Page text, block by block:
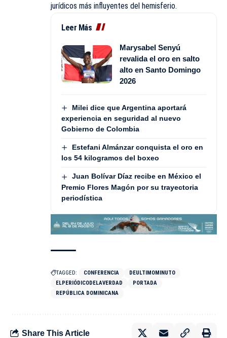
jurídicos más influyentes del hemisferio.
Leer Más
Marysabel Senyú
revalida el oro en salto
alto en Santo Domingo
2026
Milei dice que Argentina aportará
experiencia en seguridad al nuevo
Gobierno de Colombia
Estefani Almánzar conquista el oro en
los 54 kilogramos del boxeo
Juan Bolívar Díaz recibe en México el
Premio Flores Magón por su trayectoria
periodística
TAGGED: CONFERENCIA
DEULTIMOMINUTO
ELPERIÓDICODELAVERDAD
PORTADA
REPÚBLICA DOMINICANA
Share This Article